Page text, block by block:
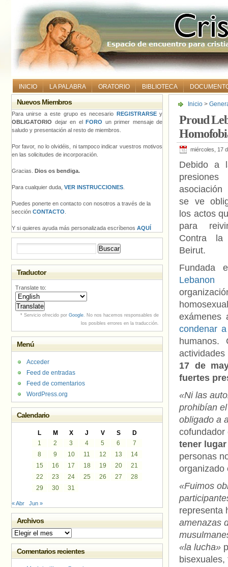
INICIO LA PALABRA ORATORIO BIBLIOTECA
Inicio >
Proud
miércoles, 17
Debido a
se ve
los actos
para
Contra la
Beirut.
Fundada
Lebanon
condenar
17 de
fuertes
«Ni las
prohibían
obligado a
tener
personas
organizado
«Fuimos
representa
amenazas
«la lucha»
Nuevos Miembros
Para unirse a este grupo es necesario REGISTRARSEy
OBLIGATORIO dejar en el FORO un primer mensaje de
saludo y presentación al resto de miembros.
Por favor, no lo olvidéis, ni tampoco indicar vuestros motivos
en las solicitudes de incorporación.
Gracias. Dios os bendiga.
Para cualquier duda, VER INSTRUCCIONES
Puedes ponerte en contacto con nosotros a través de la
sección CONTACTO
Y si quieres ayuda más personalizada escríbenos AQUÍ
Traductor
Translate to:
* Servicio ofrecido por Google. No nos hacemos responsables de
los posibles errores en la traducción.
Menú
Acceder
Feed de entradas
Feed de comentarios
WordPress.org
Calendario
L M X J V S
D
1
2 3 4 5 6
7
8
9 10 11 12 13
14
15
16 17 18 19 20
21
22
23 24 25 26 27
28
29
30 31
« Abr Jun »
Archivos
Archivos
Comentarios recientes